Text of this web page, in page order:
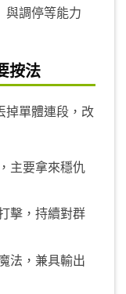
與調停等能力
按法
掉單體連段，改
主要拿來穩仇
擊，持續對群
法，兼具輸出